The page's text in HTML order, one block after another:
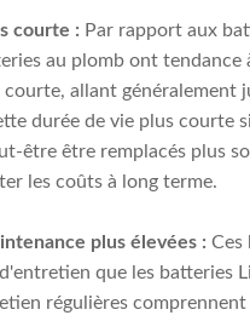
courte : Par rapport aux
au plomb ont tendance
courte, allant généralement
durée de vie plus courte
être être remplacés plus
les coûts à long terme.
plus élevées : Ces
que les batteries
régulières